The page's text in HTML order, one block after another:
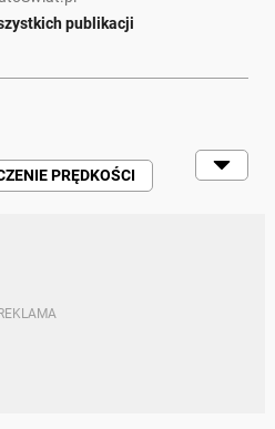
publikacji
PRĘDKOŚCI